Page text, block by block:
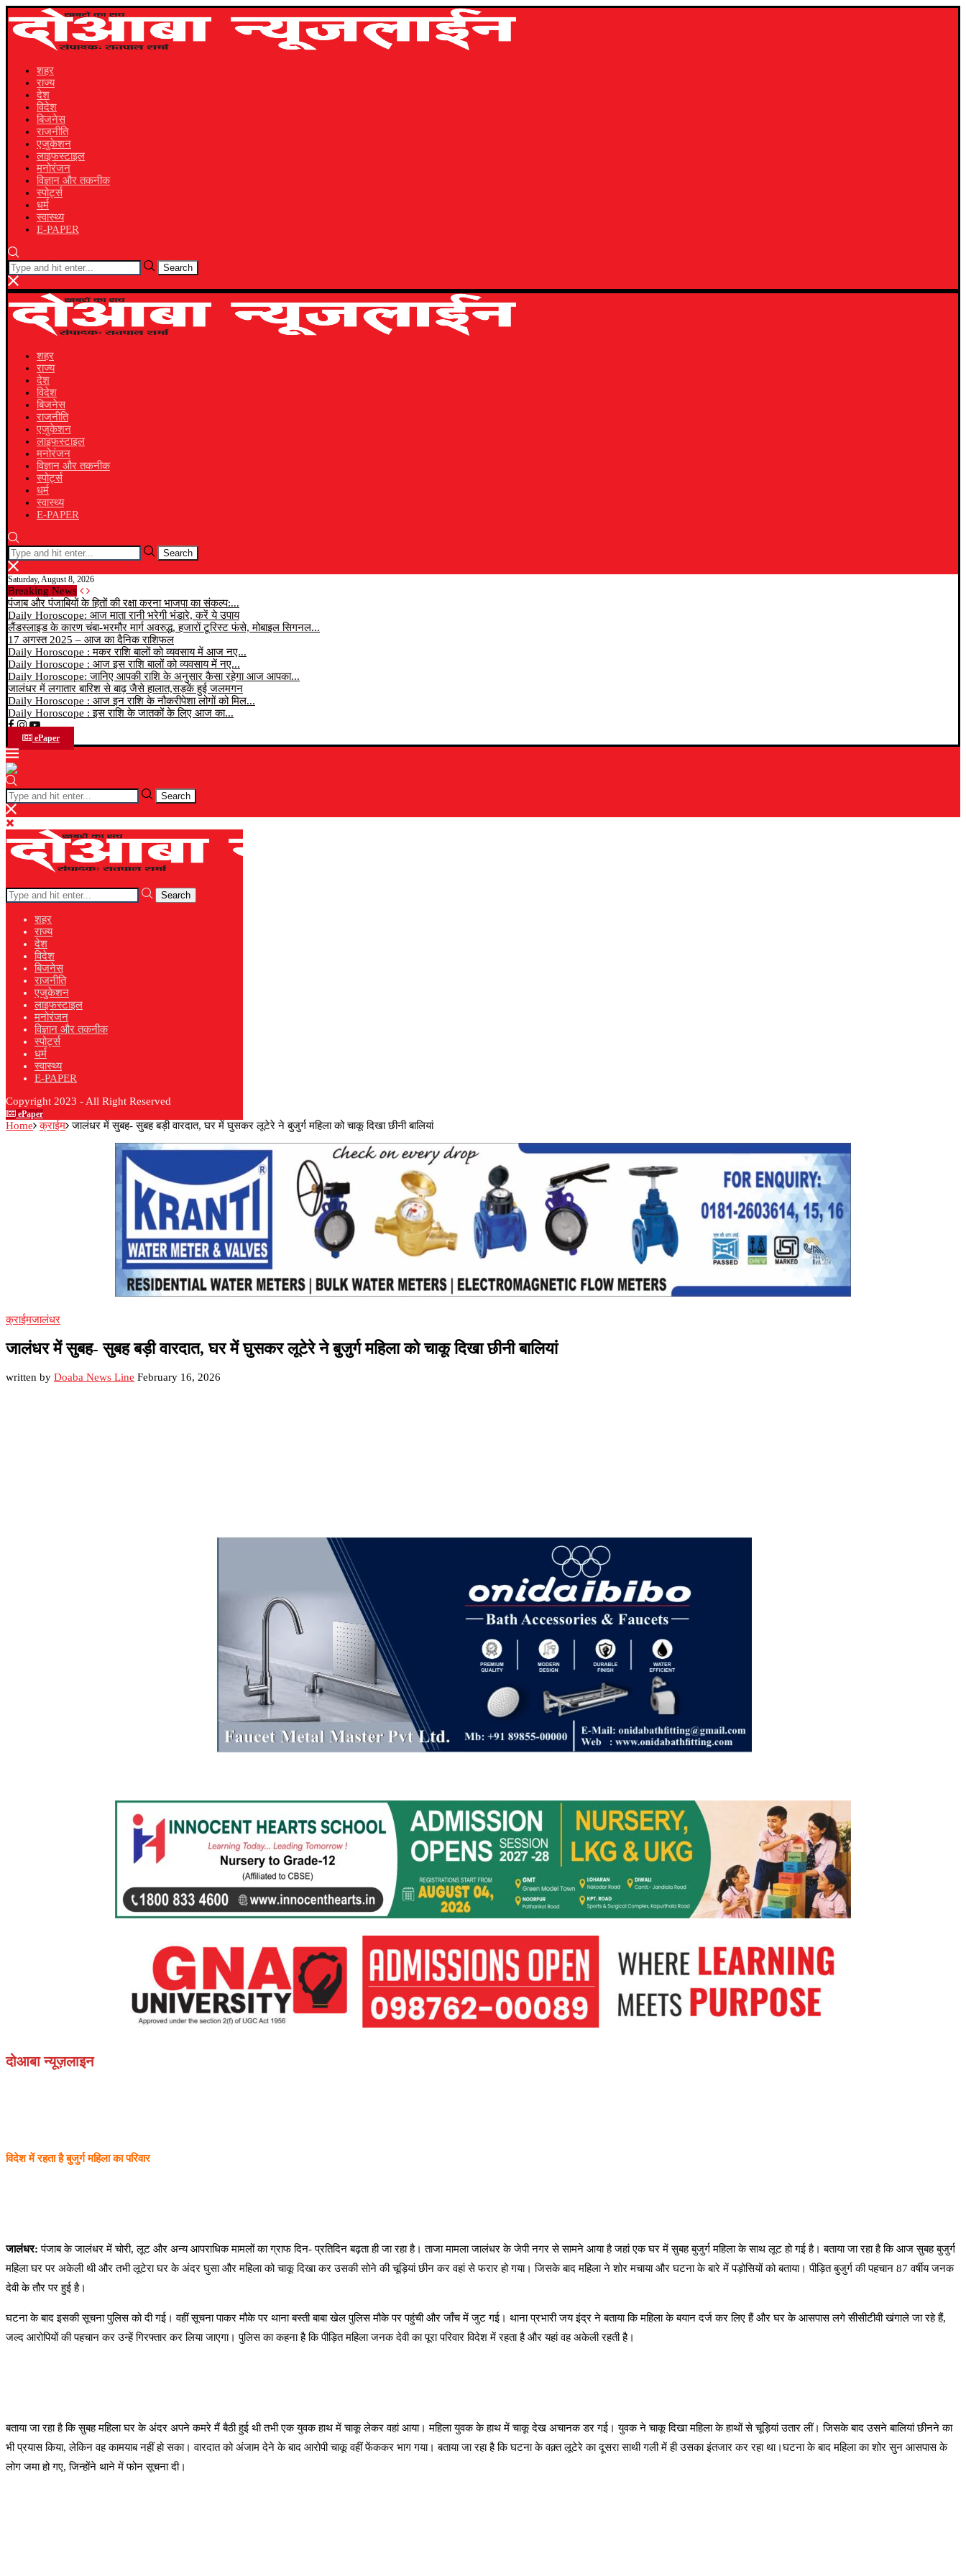
शहर
राज्य
देश
विदेश
बिजनेस
राजनीति
एजुकेशन
लाइफस्टाइल
मनोरंजन
विज्ञान और तकनीक
स्पोर्ट्स
धर्म
स्वास्थ्य
E-PAPER
Search
शहर
राज्य
देश
विदेश
बिजनेस
राजनीति
एजुकेशन
लाइफस्टाइल
मनोरंजन
विज्ञान और तकनीक
स्पोर्ट्स
धर्म
स्वास्थ्य
E-PAPER
Search
Saturday, August 8, 2026
Breaking News
पंजाब और पंजाबियों के हितों की रक्षा करना भाजपा का संकल्प:...
Daily Horoscope: आज माता रानी भरेगी भंडारे, करें ये उपाय
लैंडस्लाइड के कारण चंबा-भरमौर मार्ग अवरुद्ध, हजारों टूरिस्ट फंसे, मोबाइल सिगनल...
17 अगस्त 2025 – आज का दैनिक राशिफल
Daily Horoscope : मकर राशि बालों को व्यवसाय में आज नए...
Daily Horoscope : आज इस राशि बालों को व्यवसाय में नए...
Daily Horoscope: जानिए आपकी राशि के अनुसार कैसा रहेगा आज आपका...
जालंधर में लगातार बारिश से बाढ़ जैसे हालात,सड़कें हुई जलमगन
Daily Horoscope : आज इन राशि के नौकरीपेशा लोगों को मिल...
Daily Horoscope : इस राशि के जातकों के लिए आज का...
ePaper
Search
Search
शहर
राज्य
देश
विदेश
बिजनेस
राजनीति
एजुकेशन
लाइफस्टाइल
मनोरंजन
विज्ञान और तकनीक
स्पोर्ट्स
धर्म
स्वास्थ्य
E-PAPER
Copyright 2023 - All Right Reserved
ePaper
Home क्राईम जालंधर में सुबह- सुबह बड़ी वारदात, घर में घुसकर लूटेरे ने बुजुर्ग महिला को चाकू दिखा छीनी बालियां
क्राईमजालंधर
जालंधर में सुबह- सुबह बड़ी वारदात, घर में घुसकर लूटेरे ने बुजुर्ग महिला को चाकू दिखा छीनी बालियां
written by Doaba News Line February 16, 2026
दोआबा न्यूज़लाइन
विदेश में रहता है बुजुर्ग महिला का परिवार
जालंधर: पंजाब के जालंधर में चोरी, लूट और अन्य आपराधिक मामलों का ग्राफ दिन- प्रतिदिन बढ़ता ही जा रहा है। ताजा मामला जालंधर के जेपी नगर से सामने आया है जहां एक घर में सुबह बुजुर्ग महिला के साथ लूट हो गई है। बताया जा रहा है कि आज सुबह बुजुर्ग
महिला घर पर अकेली थी और तभी लूटेरा घर के अंदर घुसा और महिला को चाकू दिखा कर उसकी सोने की चूड़ियां छीन कर वहां से फरार हो गया। जिसके बाद महिला ने शोर मचाया और घटना के बारे में पड़ोसियों को बताया। पीड़ित बुजुर्ग की पहचान 87 वर्षीय जनक
देवी के तौर पर हुई है।
घटना के बाद इसकी सूचना पुलिस को दी गई। वहीं सूचना पाकर मौके पर थाना बस्ती बाबा खेल पुलिस मौके पर पहुंची और जाँच में जुट गई। थाना प्रभारी जय इंद्र ने बताया कि महिला के बयान दर्ज कर लिए हैं और घर के आसपास लगे सीसीटीवी खंगाले जा रहे हैं,
जल्द आरोपियों की पहचान कर उन्हें गिरफ्तार कर लिया जाएगा। पुलिस का कहना है कि पीड़ित महिला जनक देवी का पूरा परिवार विदेश में रहता है और यहां वह अकेली रहती है।
बताया जा रहा है कि सुबह महिला घर के अंदर अपने कमरे मैं बैठी हुई थी तभी एक युवक हाथ में चाकू लेकर वहां आया। महिला युवक के हाथ में चाकू देख अचानक डर गई। युवक ने चाकू दिखा महिला के हाथों से चूड़ियां उतार लीं। जिसके बाद उसने बालियां छीनने का
भी प्रयास किया, लेकिन वह कामयाब नहीं हो सका। वारदात को अंजाम देने के बाद आरोपी चाकू वहीं फेंककर भाग गया। बताया जा रहा है कि घटना के वक़्त लूटेरे का दूसरा साथी गली में ही उसका इंतजार कर रहा था।घटना के बाद महिला का शोर सुन आसपास के
लोग जमा हो गए, जिन्होंने थाने में फोन सूचना दी।